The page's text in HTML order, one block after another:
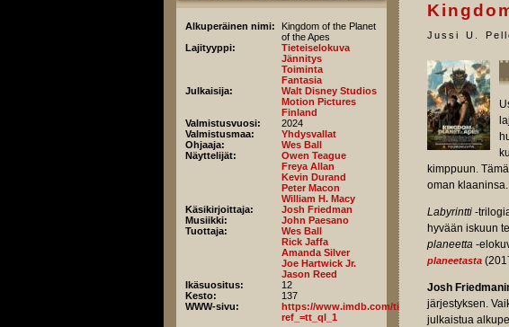
Alkuperäinen nimi:
Kingdom of the Planet
of the Apes
Lajityyppi:
Tieteiselokuva
Jännitys
Toiminta
Fantasia
Julkaisija:
Walt Disney Studios
Motion Pictures
Finland
Valmistusvuosi:
2024
Valmistusmaa:
Yhdysvallat
Ohjaaja:
Wes Ball
Näyttelijät:
Owen Teague
Freya Allan
Kevin Durand
Peter Macon
William H. Macy
Käsikirjoittaja:
Josh Friedman
Musiikki:
John Paesano
Tuottaja:
Wes Ball
Rick Jaffa
Amanda Silver
Joe Hartwick Jr.
Jason Reed
Ikäsuositus:
12
Kesto:
137
WWW-sivu:
https://www.imdb.com/title/tt11389872/
ref_=tt_ql_1
Jussi U.
kimppuun.
oman klaaninsa.
Labyrintti -
hyvään iskuun
planeetta -
planeetasta
Josh
järjestyksen.
julkaistua